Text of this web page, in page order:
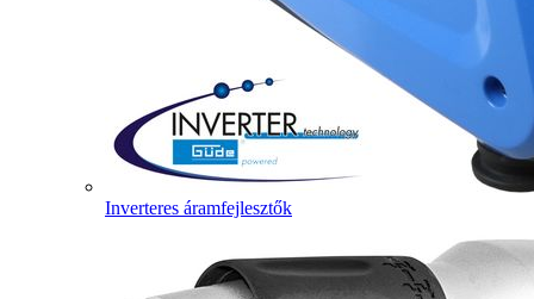
Inverteres áramfejlesztők